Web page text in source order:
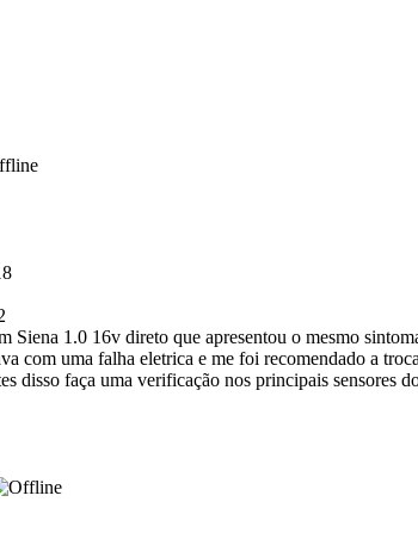
Siena 1.0 16v direto que apresentou o mesmo
com uma falha eletrica e me foi recomendado a
disso faça uma verificação nos principais sensores